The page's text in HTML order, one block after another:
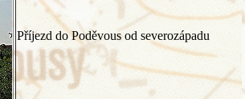
Příjezd do Poděvous od severozápadu